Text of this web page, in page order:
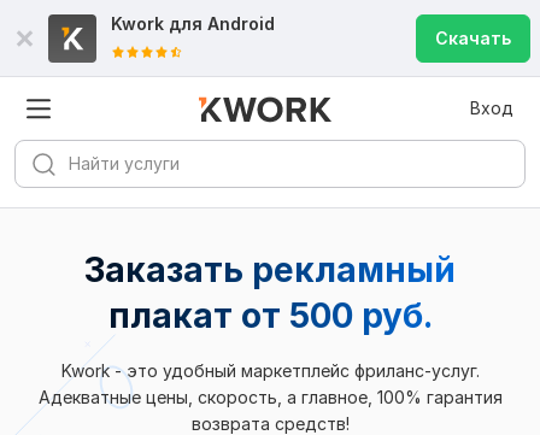
Kwork для Android
Скачать
Вход
Заказать рекламный
плакат от 500 руб.
Kwork - это удобный маркетплейс фриланс-услуг.
Адекватные цены, скорость, а главное, 100% гарантия
возврата средств!